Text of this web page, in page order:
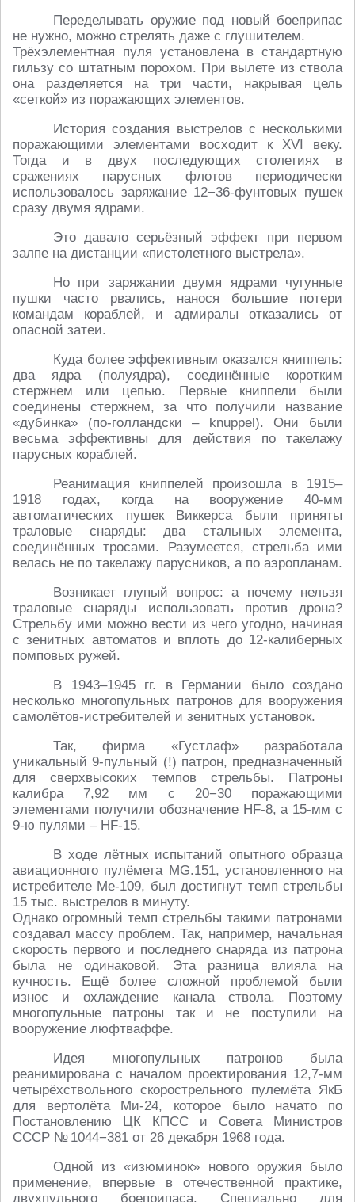
Переделывать оружие под новый боеприпас
не нужно, можно стрелять даже с глушителем.
Трёхэлементная пуля установлена в стандартную
гильзу со штатным порохом. При вылете из ствола
она разделяется на три части, накрывая цель
«сеткой» из поражающих элементов.
История создания выстрелов с несколькими
поражающими элементами восходит к XVI веку.
Тогда и в двух последующих столетиях в
сражениях парусных флотов периодически
использовалось заряжание 12−36-фунтовых пушек
сразу двумя ядрами.
Это давало серьёзный эффект при первом
залпе на дистанции «пистолетного выстрела».
Но при заряжании двумя ядрами чугунные
пушки часто рвались, нанося большие потери
командам кораблей, и адмиралы отказались от
опасной затеи.
Куда более эффективным оказался книппель:
два ядра (полуядра), соединённые коротким
стержнем или цепью. Первые книппели были
соединены стержнем, за что получили название
«дубинка» (по-голландски – knuppel). Они были
весьма эффективны для действия по такелажу
парусных кораблей.
Реанимация книппелей произошла в 1915–
1918 годах, когда на вооружение 40-мм
автоматических пушек Виккерса были приняты
траловые снаряды: два стальных элемента,
соединённых тросами. Разумеется, стрельба ими
велась не по такелажу парусников, а по аэропланам.
Возникает глупый вопрос: а почему нельзя
траловые снаряды использовать против дрона?
Стрельбу ими можно вести из чего угодно, начиная
с зенитных автоматов и вплоть до 12-калиберных
помповых ружей.
В 1943–1945 гг. в Германии было создано
несколько многопульных патронов для вооружения
самолётов-истребителей и зенитных установок.
Так, фирма «Густлаф» разработала
уникальный 9-пульный (!) патрон, предназначенный
для сверхвысоких темпов стрельбы. Патроны
калибра 7,92 мм с 20−30 поражающими
элементами получили обозначение HF-8, а 15-мм с
9-ю пулями – HF-15.
В ходе лётных испытаний опытного образца
авиационного пулёмета MG.151, установленного на
истребителе Me-109, был достигнут темп стрельбы
15 тыс. выстрелов в минуту.
Однако огромный темп стрельбы такими патронами
создавал массу проблем. Так, например, начальная
скорость первого и последнего снаряда из патрона
была не одинаковой. Эта разница влияла на
кучность. Ещё более сложной проблемой были
износ и охлаждение канала ствола. Поэтому
многопульные патроны так и не поступили на
вооружение люфтваффе.
Идея многопульных патронов была
реанимирована с началом проектирования 12,7-мм
четырёхствольного скорострельного пулемёта ЯкБ
для вертолёта Ми-24, которое было начато по
Постановлению ЦК КПСС и Совета Министров
СССР № 1044−381 от 26 декабря 1968 года.
Одной из «изюминок» нового оружия было
применение, впервые в отечественной практике,
двухпульного боеприпаса. Специально для